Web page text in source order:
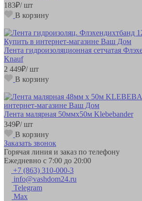
183₽/ шт
В корзину
Лента гидроизоляционная сетчатая
Knauf
2 449₽/ шт
В корзину
Лента малярная 50ммх50м Klebebander
349₽/ шт
В корзину
Заказать звонок
Горячая линия и заказ по телефону
Ежедневно с 7:00 до 20:00
+7 (863) 310-000-3
info@vashdom24.ru
Telegram
Max